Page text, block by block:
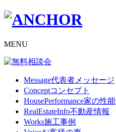
MENU
Message代表者メッセージ
Conceptコンセプト
HousePerformance家の性能
RealEstateInfo不動産情報
Works施工事例